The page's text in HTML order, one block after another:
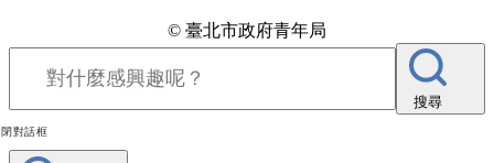
© 臺北市政府青年局
搜尋
對話框